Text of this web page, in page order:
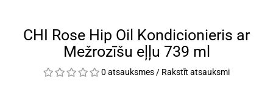
CHI Rose Hip Oil Kondicionieris ar
Mežrozīšu eļļu 739 ml
0 atsauksmes / Rakstīt atsauksmi